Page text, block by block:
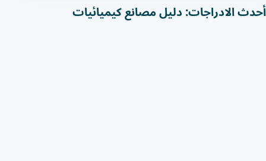
أحدث الادراجات: دليل مصانع كيميائيات